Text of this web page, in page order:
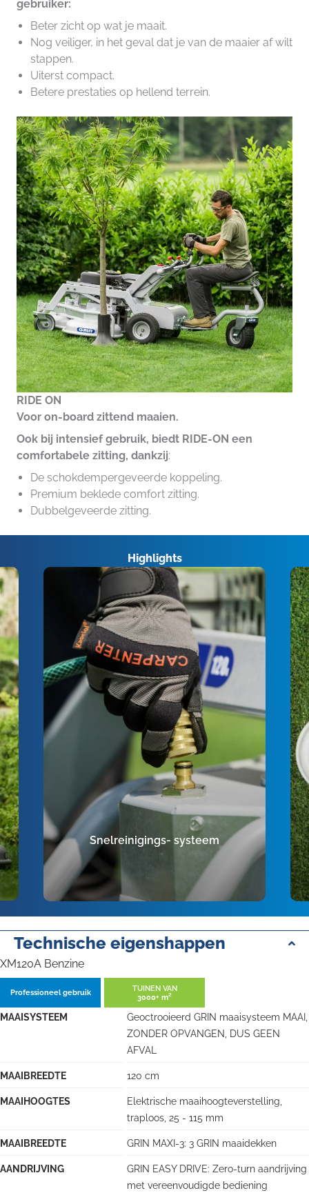
gebruiker:
Beter zicht op wat je maait.
Nog veiliger, in het geval dat je van de maaier af wilt
stappen.
Uiterst compact.
Betere prestaties op hellend terrein.
RIDE ON
Voor on-board zittend maaien.
Ook bij intensief gebruik, biedt RIDE-ON een
comfortabele zitting, dankzij:
De schokdempergeveerde koppeling.
Premium beklede comfort zitting.
Dubbelgeveerde zitting.
Highlights
Snelreinigings- systeem
Technische eigenshappen
XM120A Benzine
Professioneel gebruik
TUINEN VAN
3000+ m²
MAAISYSTEEM
Geoctrooieerd GRIN maaisysteem MAAI,
ZONDER OPVANGEN, DUS GEEN
AFVAL
MAAIBREEDTE 120 cm
MAAIHOOGTES
Elektrische maaihoogteverstelling,
traploos, 25 - 115 mm
MAAIBREEDTE GRIN MAXI-3: 3 GRIN maaidekken
AANDRIJVING
GRIN EASY DRIVE: Zero-turn aandrijving
met vereenvoudigde bediening